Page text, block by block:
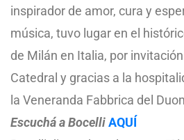
inspirador de amor, cura y
música, tuvo lugar en el
de Milán en Italia, por
Catedral y gracias a la
la Veneranda Fabbrica del
Escuchá a BocelliAQUÍ